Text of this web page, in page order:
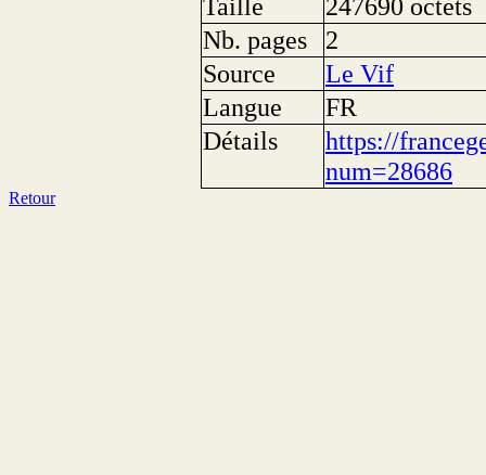
Taille
247690 octets
Nb. pages
2
Source
Le Vif
Langue
FR
Détails
https://
num=28686
Retour